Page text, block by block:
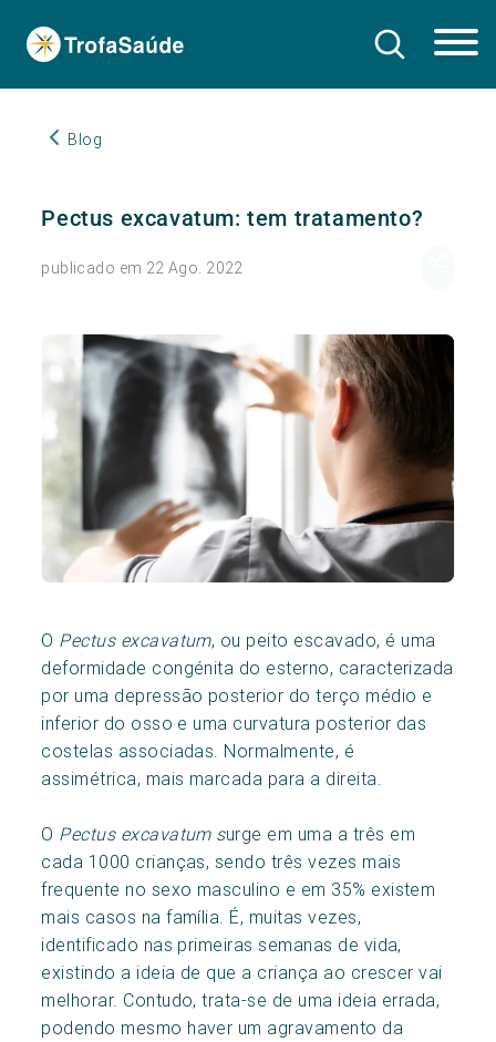
Blog
Pectus excavatum: tem tratamento?
publicado em 22 Ago. 2022
O Pectus excavatum, ou peito escavado, é uma
deformidade congénita do esterno, caracterizada
por uma depressão posterior do terço médio e
inferior do osso e uma curvatura posterior das
costelas associadas. Normalmente, é
assimétrica, mais marcada para a direita.
O Pectus excavatum surge em uma a três em
cada 1000 crianças, sendo três vezes mais
frequente no sexo masculino e em 35% existem
mais casos na família. É, muitas vezes,
identificado nas primeiras semanas de vida,
existindo a ideia de que a criança ao crescer vai
melhorar. Contudo, trata-se de uma ideia errada,
podendo mesmo haver um agravamento da